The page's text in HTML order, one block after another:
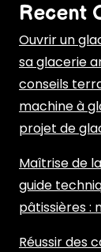
Recent
Ouvrir un
sa glacerie
conseils
machine à
projet de
Maîtrise de
guide
pâtissières :
Réussir des